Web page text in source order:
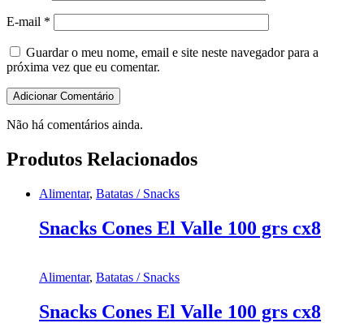
E-mail *
Guardar o meu nome, email e site neste navegador para a
próxima vez que eu comentar.
Não há comentários ainda.
Produtos Relacionados
Alimentar, Batatas / Snacks
Snacks Cones El Valle 100 grs cx8
Alimentar, Batatas / Snacks
Snacks Cones El Valle 100 grs cx8